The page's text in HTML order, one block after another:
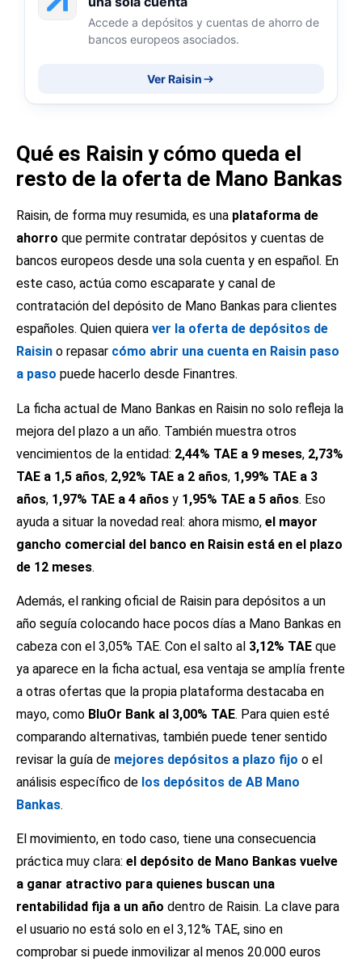
Accede a depósitos y cuentas de ahorro de
bancos europeos asociados.
Ver Raisin
Qué es Raisin y cómo queda el
resto de la oferta de Mano Bankas
Raisin, de forma muy resumida, es una plataforma de
ahorro que permite contratar depósitos y cuentas de
bancos europeos desde una sola cuenta y en español. En
este caso, actúa como escaparate y canal de
contratación del depósito de Mano Bankas para clientes
españoles. Quien quiera ver la oferta de depósitos de
Raisin o repasar cómo abrir una cuenta en Raisin paso
a paso puede hacerlo desde Finantres.
La ficha actual de Mano Bankas en Raisin no solo refleja la
mejora del plazo a un año. También muestra otros
vencimientos de la entidad: 2,44% TAE a 9 meses, 2,73%
TAE a 1,5 años, 2,92% TAE a 2 años, 1,99% TAE a 3
años, 1,97% TAE a 4 años y 1,95% TAE a 5 años. Eso
ayuda a situar la novedad real: ahora mismo, el mayor
gancho comercial del banco en Raisin está en el plazo
de 12 meses.
Además, el ranking oficial de Raisin para depósitos a un
año seguía colocando hace pocos días a Mano Bankas en
cabeza con el 3,05% TAE. Con el salto al 3,12% TAE que
ya aparece en la ficha actual, esa ventaja se amplía frente
a otras ofertas que la propia plataforma destacaba en
mayo, como BluOr Bank al 3,00% TAE. Para quien esté
comparando alternativas, también puede tener sentido
revisar la guía de mejores depósitos a plazo fijo o el
análisis específico de los depósitos de AB Mano
Bankas.
El movimiento, en todo caso, tiene una consecuencia
práctica muy clara: el depósito de Mano Bankas vuelve
a ganar atractivo para quienes buscan una
rentabilidad fija a un año dentro de Raisin. La clave para
el usuario no está solo en el 3,12% TAE, sino en
comprobar si puede inmovilizar al menos 20.000 euros